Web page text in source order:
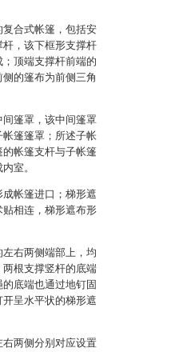
合式帐篷，包括安
，该下框形支撑杆
顶端支撑杆前端的
的篷布为前侧三角
篷罩，该中间篷罩
篷篷罩；所述子帐
帐篷支杆与子帐篷
室。
帐篷进口；梯形遮
相连，梯形遮布形
右两侧端部上，均
根支撑竖杆的底端
底端也通过地钉固
呈水平状的梯形遮
两侧分别对应设置